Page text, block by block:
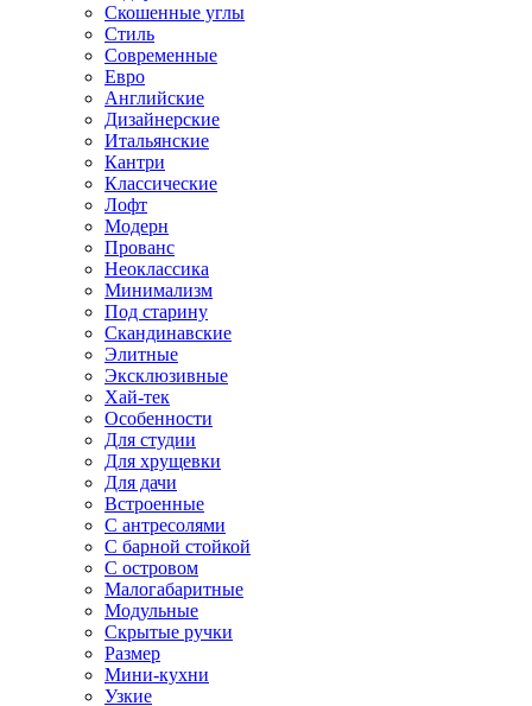
Скошенные углы
Стиль
Современные
Евро
Английские
Дизайнерские
Итальянские
Кантри
Классические
Лофт
Модерн
Прованс
Неоклассика
Минимализм
Под старину
Скандинавские
Элитные
Эксклюзивные
Хай-тек
Особенности
Для студии
Для хрущевки
Для дачи
Встроенные
С антресолями
С барной стойкой
С островом
Малогабаритные
Модульные
Скрытые ручки
Размер
Мини-кухни
Узкие